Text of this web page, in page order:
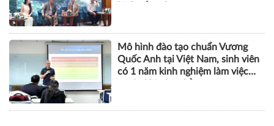
Mô hình đào tạo chuẩn Vương
Quốc Anh tại Việt Nam, sinh viên
có 1 năm kinh nghiệm làm việc